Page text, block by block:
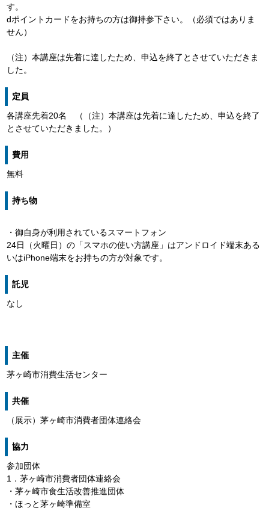
す。
dポイントカードをお持ちの方は御持参下さい。（必須ではありま
せん）
（注）本講座は先着に達したため、申込を終了とさせていただきま
した。
定員
各講座先着20名 （（注）本講座は先着に達したため、申込を終了
とさせていただきました。）
費用
無料
持ち物
・御自身が利用されているスマートフォン
24日（火曜日）の「スマホの使い方講座」はアンドロイド端末ある
いはiPhone端末をお持ちの方が対象です。
託児
なし
主催
茅ヶ崎市消費生活センター
共催
（展示）茅ヶ崎市消費者団体連絡会
協力
参加団体
1．茅ヶ崎市消費者団体連絡会
・茅ヶ崎市食生活改善推進団体
・ほっと茅ヶ崎準備室